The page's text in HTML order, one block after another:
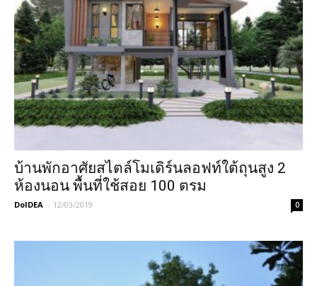
บ้านพักอาศัยสไตล์โมเดิร์นลอฟท์ใต้ถุนสูง 2
ห้องนอน พื้นที่ใช้สอย 100 ตรม
DoIDEA - 12/03/2019 0